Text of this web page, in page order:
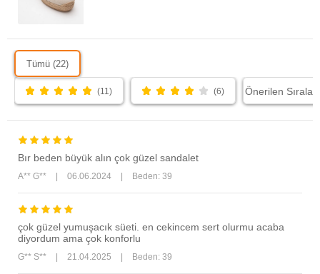
Tümü (22)
(11) (6)
Bır beden büyük alın çok güzel sandalet
A** G** 06.06.2024 Beden: 39
çok güzel yumuşacık süeti. en cekincem sert olurmu acaba
diyordum ama çok konforlu
G** S** 21.04.2025 Beden: 39